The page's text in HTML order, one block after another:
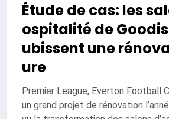
Étude de cas: les
ospitalité de
ubissent une
ure
Premier League, Everton Football
un grand projet de rénovation